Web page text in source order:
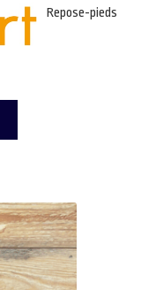
Repose-pieds